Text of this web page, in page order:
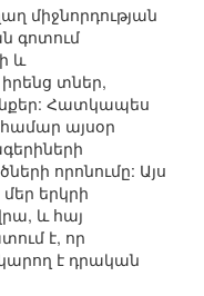
միջնորդության
գոտում
և
տներ,
Հատկապես
համար այսօր
որոնումը: Այս
մեր երկրի
և հայ
է, որ
է դրական